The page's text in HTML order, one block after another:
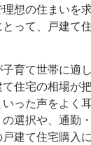
想の住まいを
って、戸建て
子育て世帯に適
住宅の相場が
った声をよく
選択や、通勤
建て住宅購入